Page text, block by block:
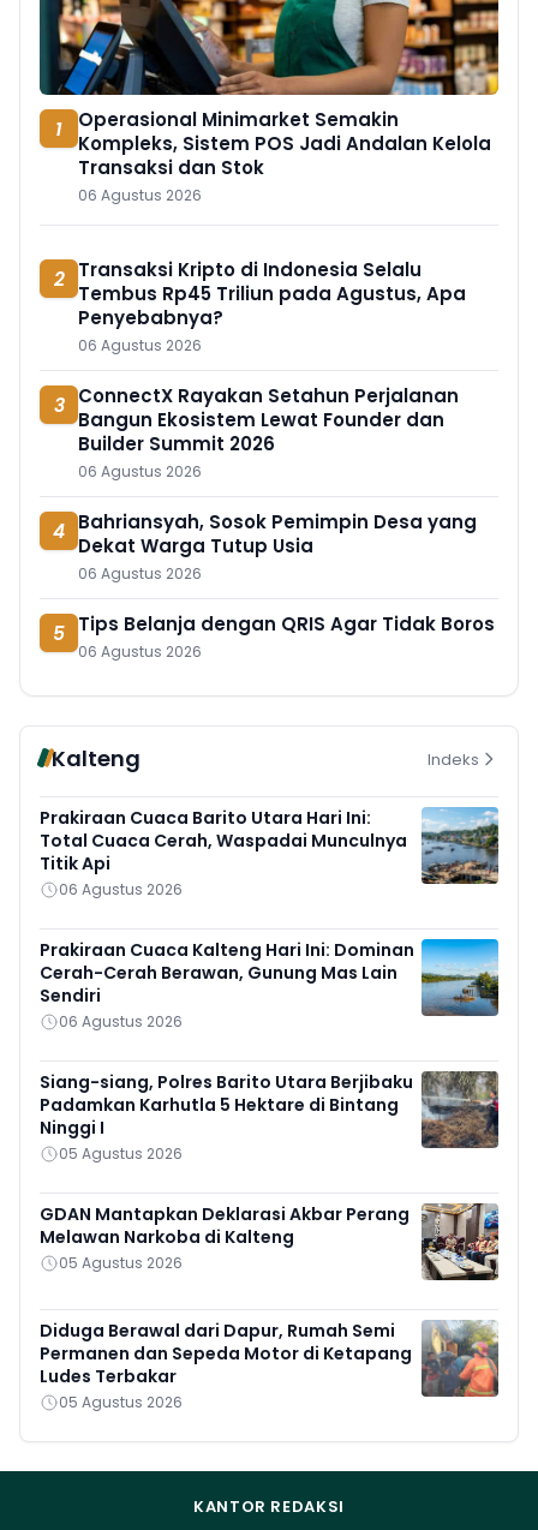
1
Operasional Minimarket Semakin
Kompleks, Sistem POS Jadi Andalan Kelola
Transaksi dan Stok
06 Agustus 2026
2 Transaksi Kripto di Indonesia Selalu
Tembus Rp45 Triliun pada Agustus, Apa
Penyebabnya?
06 Agustus 2026
3 ConnectX Rayakan Setahun Perjalanan
Bangun Ekosistem Lewat Founder dan
Builder Summit 2026
06 Agustus 2026
4 Bahriansyah, Sosok Pemimpin Desa yang
Dekat Warga Tutup Usia
06 Agustus 2026
5 Tips Belanja dengan QRIS Agar Tidak Boros
06 Agustus 2026
Kalteng Indeks
Prakiraan Cuaca Barito Utara Hari Ini:
Total Cuaca Cerah, Waspadai Munculnya
Titik Api
06 Agustus 2026
Prakiraan Cuaca Kalteng Hari Ini: Dominan
Cerah-Cerah Berawan, Gunung Mas Lain
Sendiri
06 Agustus 2026
Siang-siang, Polres Barito Utara Berjibaku
Padamkan Karhutla 5 Hektare di Bintang
Ninggi I
05 Agustus 2026
GDAN Mantapkan Deklarasi Akbar Perang
Melawan Narkoba di Kalteng
05 Agustus 2026
Diduga Berawal dari Dapur, Rumah Semi
Permanen dan Sepeda Motor di Ketapang
Ludes Terbakar
05 Agustus 2026
KANTOR REDAKSI